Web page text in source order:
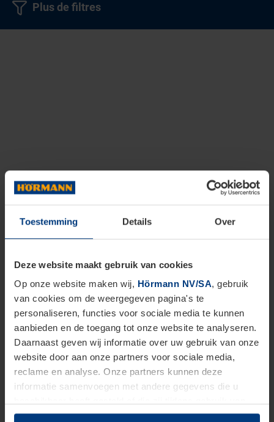
Toestemming Details Over
Deze website maakt gebruik van cookies
Op onze website maken wij, Hörmann NV/SA, gebruik
van cookies om de weergegeven pagina's te
personaliseren, functies voor sociale media te kunnen
aanbieden en de toegang tot onze website te analyseren.
Daarnaast geven wij informatie over uw gebruik van onze
website door aan onze partners voor sociale media,
reclame en analyse. Onze partners kunnen deze
informatie samenvoegen met andere gegevens die u
hun diensten hebben verzameld.
Plus de filtres